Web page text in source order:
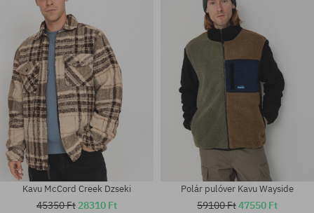
Kavu McCord Creek Dzseki
45350 Ft 28310 Ft
Polár pulóver Kavu Wayside
59100 Ft47550 Ft